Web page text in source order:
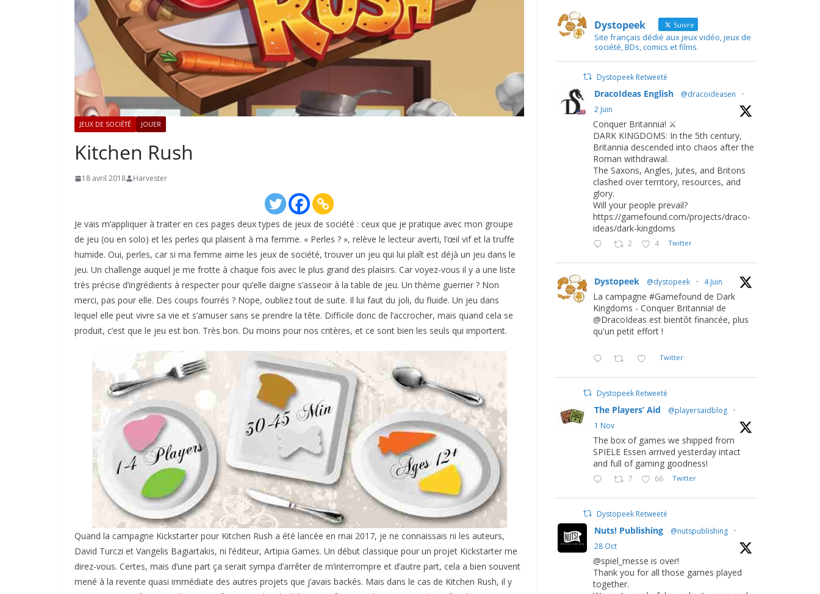
JEUX DE SOCIÉTÉ JOUER
Kitchen Rush
18 avril 2018 Harvester
Je vais m’appliquer à traiter en ces pages deux types de jeux de société : ceux que je pratique avec mon groupe
de jeu (ou en solo) et les perles qui plaisent à ma femme. « Perles ? », relève le lecteur averti, l’œil vif et la truffe
humide. Oui, perles, car si ma femme aime les jeux de société, trouver un jeu qui lui plaît est déjà un jeu dans le
jeu. Un challenge auquel je me frotte à chaque fois avec le plus grand des plaisirs. Car voyez-vous il y a une liste
très précise d’ingrédients à respecter pour qu’elle daigne s’asseoir à la table de jeu. Un thème guerrier ? Non
merci, pas pour elle. Des coups fourrés ? Nope, oubliez tout de suite. Il lui faut du joli, du fluide. Un jeu dans
lequel elle peut vivre sa vie et s’amuser sans se prendre la tête. Difficile donc de l’accrocher, mais quand cela se
produit, c’est que le jeu est bon. Très bon. Du moins pour nos critères, et ce sont bien les seuls qui importent.
Quand la campagne Kickstarter pour Kitchen Rush a été lancée en mai 2017, je ne connaissais ni les auteurs,
David Turczi et Vangelis Bagiartakis, ni l’éditeur, Artipia Games. Un début classique pour un projet Kickstarter me
direz-vous. Certes, mais d’une part ça serait sympa d’arrêter de m’interrompre et d’autre part, cela a bien souvent
mené à la revente quasi immédiate des autres projets que j’avais backés. Mais dans le cas de Kitchen Rush, il y
Dystopeek Suivre
Site français dédié aux jeux vidéo, jeux de
société, BDs, comics et films.
Dystopeek Retweeté
DracoIdeas English @dracoideasen
·
2 Juin
Conquer Britannia! ⚔️
DARK KINGDOMS: In the 5th century,
Britannia descended into chaos after the
Roman withdrawal.
The Saxons, Angles, Jutes, and Britons
clashed over territory, resources, and
glory.
Will your people prevail?
https://gamefound.com/projects/draco-
ideas/dark-kingdoms
2 4 Twitter
Dystopeek @dystopeek · 4 Juin
La campagne #Gamefound de Dark
Kingdoms - Conquer Britannia! de
@DracoIdeas est bientôt financée, plus
qu'un petit effort !
Twitter
Dystopeek Retweeté
The Players’ Aid @playersaidblog
·
1 Nov
The box of games we shipped from
SPIELE Essen arrived yesterday intact
and full of gaming goodness!
7 66 Twitter
Dystopeek Retweeté
Nuts! Publishing @nutspublishing
·
28 Oct
@spiel_messe is over!
Thank you for all those games played
together.